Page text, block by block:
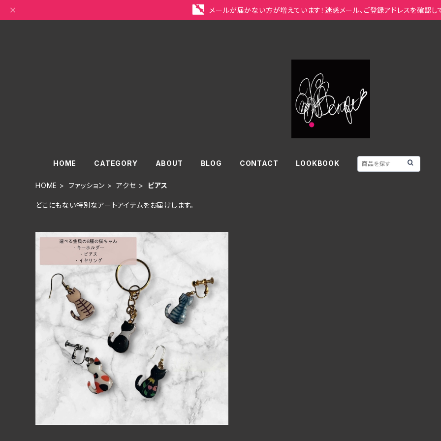
メールが届かない方が増えています！迷惑メール、ご登録アドレスを確認し
HOME CATEGORY ABOUT BLOG CONTACT LOOKBOOK
HOME ファッション アクセ ピアス
どこにもない特別なアートアイテムをお届けします。
【送料無料】チャリティ♥猫のうしろ姿きらきらぷっくりレ
ジンコートキーホルダー・ピアス・イヤリング（ノンホー
ルピアス）
¥500